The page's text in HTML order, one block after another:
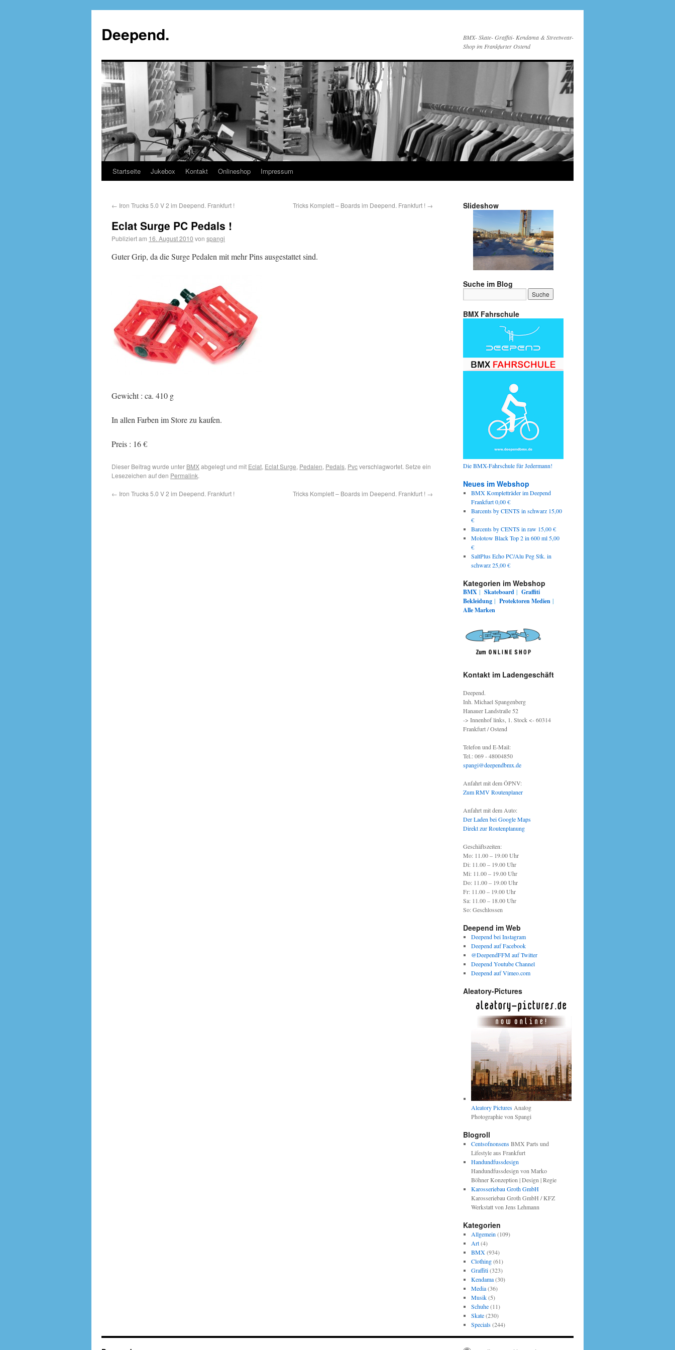
Deepend.
BMX- Skate- Graffiti- Kendama & Streetwear-
Shop im Frankfurter Ostend
Startseite Jukebox Kontakt Onlineshop Impressum
← Iron Trucks 5.0 V 2 im Deepend. Frankfurt ! Tricks Komplett – Boards im Deepend. Frankfurt ! →
Eclat Surge PC Pedals !
Publiziert am 16. August 2010 von spangi
Guter Grip, da die Surge Pedalen mit mehr Pins ausgestattet sind.
Gewicht : ca. 410 g
In allen Farben im Store zu kaufen.
Preis : 16 €
Dieser Beitrag wurde unter BMXabgelegt und mit Eclat, Eclat Surge, Pedalen, Pedals, Pvcverschlagwortet. Setze ein
Lesezeichen auf den Permalink.
← Iron Trucks 5.0 V 2 im Deepend. Frankfurt ! Tricks Komplett – Boards im Deepend. Frankfurt ! →
Slideshow
Suche im Blog
BMX Fahrschule
Die BMX-Fahrschule für Jedermann!
Neues im Webshop
BMX Kompletträder im Deepend
Frankfurt 0,00 €
Barcents by CENTS in schwarz 15,00
€
Barcents by CENTS in raw 15,00 €
Molotow Black Top 2 in 600 ml 5,00
€
SaltPlus Echo PC/Alu Peg Stk. in
schwarz 25,00 €
Kategorien im Webshop
BMX | Skateboard | Graffiti
Bekleidung | ProtektorenMedien |
Alle Marken
Kontakt im Ladengeschäft
Deepend.
Inh. Michael Spangenberg
Hanauer Landstraße 52
-> Innenhof links, 1. Stock <- 60314
Frankfurt / Ostend
Telefon und E-Mail:
Tel.: 069 - 48004850
spangi@deependbmx.de
Anfahrt mit dem ÖPNV:
Zum RMV Routenplaner
Anfahrt mit dem Auto:
Der Laden bei Google Maps
Direkt zur Routenplanung
Geschäftszeiten:
Mo: 11.00 – 19.00 Uhr
Di: 11.00 – 19.00 Uhr
Mi: 11.00 – 19.00 Uhr
Do: 11.00 – 19.00 Uhr
Fr: 11.00 – 19.00 Uhr
Sa: 11.00 – 18.00 Uhr
So: Geschlossen
Deepend im Web
Deepend bei Instagram
Deepend auf Facebook
@DeependFFM auf Twitter
Deepend Youtube Channel
Deepend auf Vimeo.com
Aleatory-Pictures
Aleatory PicturesAnalog
Photographie von Spangi
Blogroll
CentsofnonsensBMX Parts und
Lifestyle aus Frankfurt
Handundfussdesign
Handundfussdesign von Marko
Böhner Konzeption | Design | Regie
Karosseriebau Groth GmbH
Karosseriebau Groth GmbH / KFZ
Werkstatt von Jens Lehmann
Kategorien
Allgemein (109)
Art(4)
BMX(934)
Clothing(61)
Graffiti(323)
Kendama(30)
Media(36)
Musik(5)
Schuhe(11)
Skate(230)
Specials(244)